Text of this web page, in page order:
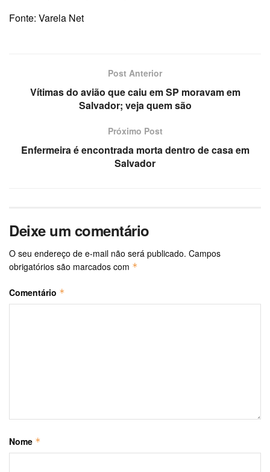
Fonte: Varela Net
Post Anterior
Vítimas do avião que caiu em SP moravam em
Salvador; veja quem são
Próximo Post
Enfermeira é encontrada morta dentro de casa em
Salvador
Deixe um comentário
O seu endereço de e-mail não será publicado. Campos
obrigatórios são marcados com *
Comentário *
Nome *